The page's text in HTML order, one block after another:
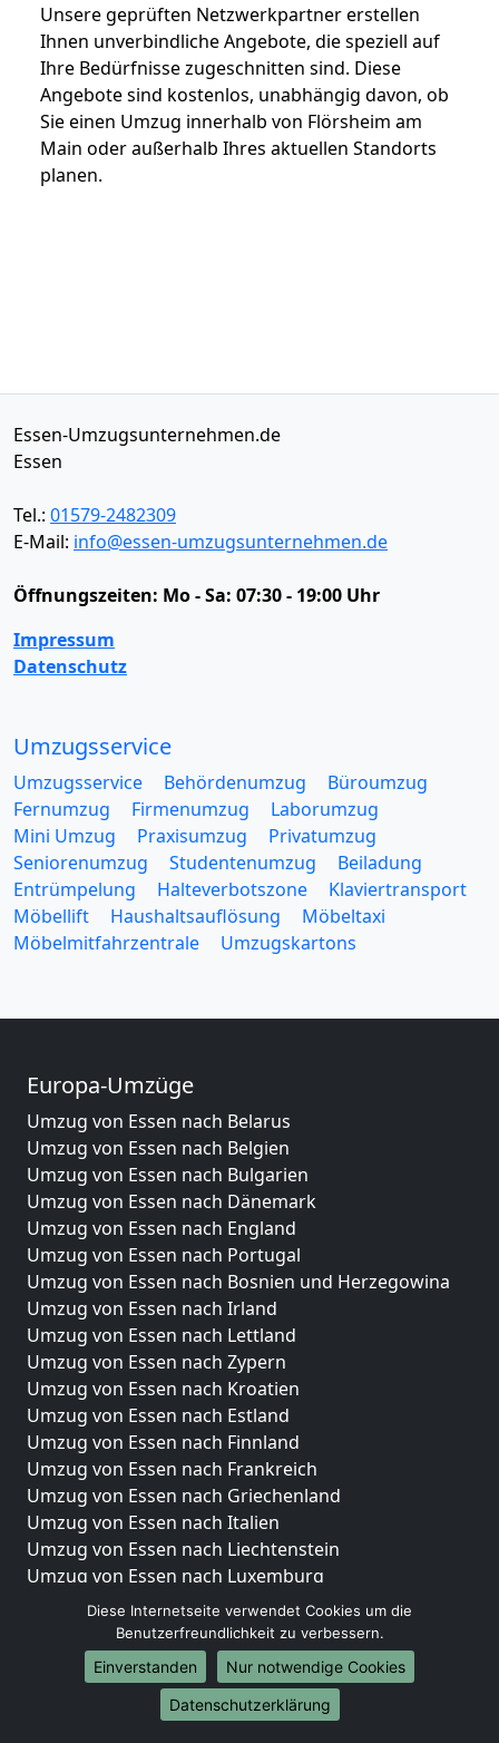
Unsere geprüften Netzwerkpartner erstellen
Ihnen unverbindliche Angebote, die speziell auf
Ihre Bedürfnisse zugeschnitten sind. Diese
Angebote sind kostenlos, unabhängig davon, ob
Sie einen Umzug innerhalb von Flörsheim am
Main oder außerhalb Ihres aktuellen Standorts
planen.
Essen-Umzugsunternehmen.de
Essen
Tel.: 01579-2482309
E-Mail: info@essen-umzugsunternehmen.de
Öffnungszeiten: Mo - Sa: 07:30 - 19:00 Uhr
Impressum
Datenschutz
Umzugsservice
Umzugsservice Behördenumzug
Büroumzug
Fernumzug
Firmenumzug
Laborumzug
Mini Umzug
Praxisumzug
Privatumzug
Seniorenumzug
Studentenumzug
Beiladung
Entrümpelung
Halteverbotszone
Klaviertransport
Möbellift
Haushaltsauflösung
Möbeltaxi
Möbelmitfahrzentrale
Umzugskartons
Europa-Umzüge
Umzug von Essen nach Belarus
Umzug von Essen nach Belgien
Umzug von Essen nach Bulgarien
Umzug von Essen nach Dänemark
Umzug von Essen nach England
Umzug von Essen nach Portugal
Umzug von Essen nach Bosnien und Herzegowina
Umzug von Essen nach Irland
Umzug von Essen nach Lettland
Umzug von Essen nach Zypern
Umzug von Essen nach Kroatien
Umzug von Essen nach Estland
Umzug von Essen nach Finnland
Umzug von Essen nach Frankreich
Umzug von Essen nach Griechenland
Umzug von Essen nach Italien
Umzug von Essen nach Liechtenstein
Umzug von Essen nach Luxemburg
Umzug von Essen nach Niederlande
Umzug von Essen nach Norwegen
Umzüge-Deutschlandweit
Umzug von Essen nach Berlin
Diese Internetseite verwendet Cookies um die
Benutzerfreundlichkeit zu verbessern.
Einverstanden
Nur notwendige Cookies
Datenschutzerklärung